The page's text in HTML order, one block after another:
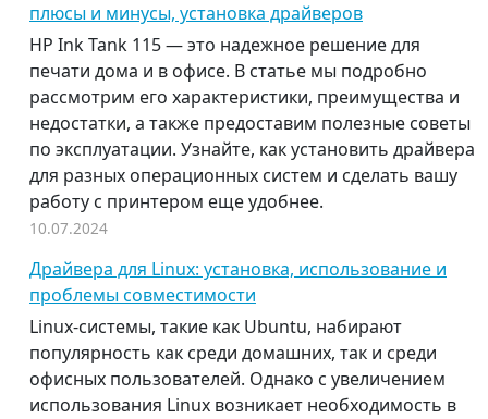
плюсы и минусы, установка драйверов
HP Ink Tank 115 — это надежное решение для
печати дома и в офисе. В статье мы подробно
рассмотрим его характеристики, преимущества и
недостатки, а также предоставим полезные советы
по эксплуатации. Узнайте, как установить драйвера
для разных операционных систем и сделать вашу
работу с принтером еще удобнее.
10.07.2024
Драйвера для Linux: установка, использование и
проблемы совместимости
Linux-системы, такие как Ubuntu, набирают
популярность как среди домашних, так и среди
офисных пользователей. Однако с увеличением
использования Linux возникает необходимость в